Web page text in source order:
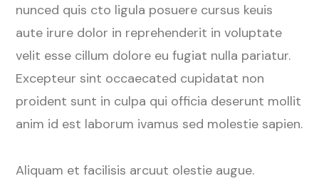
nunced quis cto ligula posuere cursus keuis
aute irure dolor in reprehenderit in voluptate
velit esse cillum dolore eu fugiat nulla pariatur.
Excepteur sint occaecated cupidatat non
proident sunt in culpa qui officia deserunt mollit
anim id est laborum ivamus sed molestie sapien.
Aliquam et facilisis arcuut olestie augue.